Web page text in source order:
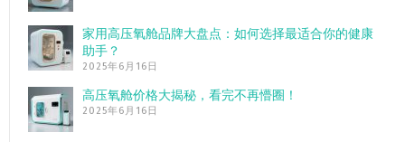
家用高压氧舱品牌大盘点：如何选择最适合你的健康
助手？
2025年6月16日
高压氧舱价格大揭秘，看完不再懵圈！
2025年6月16日